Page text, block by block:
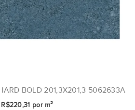
BOLD 201,3X201,3 5062633A
R$220,31 por m²